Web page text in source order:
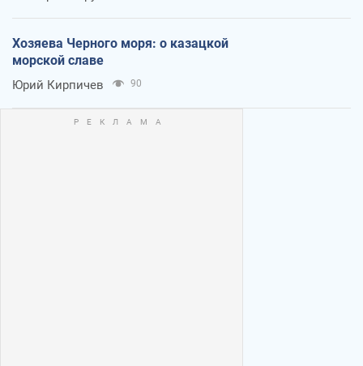
Хозяева Черного моря: о казацкой
морской славе
Юрий Кирпичев 90